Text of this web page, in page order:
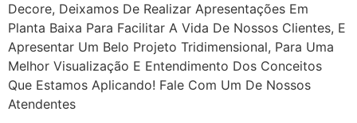
Decore, Deixamos De Realizar Apresentações Em
Planta Baixa Para Facilitar A Vida De Nossos Clientes, E
Apresentar Um Belo Projeto Tridimensional, Para Uma
Melhor Visualização E Entendimento Dos Conceitos
Que Estamos Aplicando! Fale Com Um De Nossos
Atendentes